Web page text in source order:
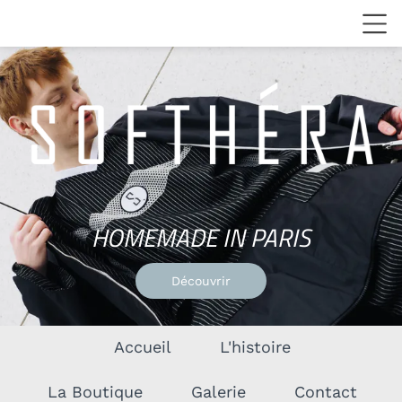
HOMEMADEINPARIS
Découvrir
Accueil L'histoire
La Boutique Galerie Contact